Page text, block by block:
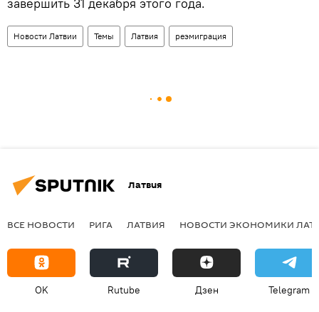
Новости Латвии Темы Латвия реэмиграция
Латвия
ВСЕ НОВОСТИ РИГА ЛАТВИЯ НОВОСТИ ЭКОНОМИКИ
OK Rutube Дзен Telegram